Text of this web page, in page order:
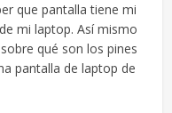
que pantalla tiene mi
mi laptop. Así mismo
qué son los pines
pantalla de laptop de